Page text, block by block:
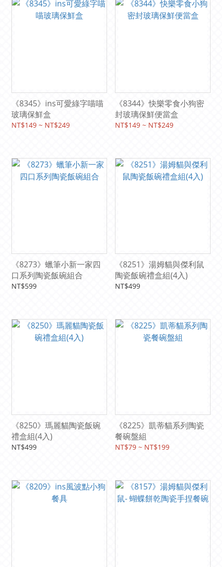
《8345》ins可愛綠字喵喵
玻璃保鮮盒
NT$149 ~ NT$249
《8344》快樂零食小狗密
封玻璃保鮮便當盒
NT$149 ~ NT$249
《8273》蠟筆小新一家四
口系列陶瓷飯碗組合
NT$599
《8251》湯姆貓與傑利鼠
陶瓷飯碗禮盒組(4入)
NT$499
《8250》瑪麗貓陶瓷飯碗
禮盒組(4入)
NT$499
《8225》凱蒂貓系列陶瓷
餐碗盤組
NT$79 ~ NT$199